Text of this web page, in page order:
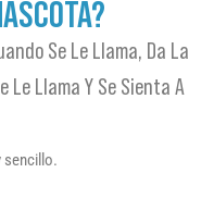
Se Le Llama, Da La
Le Llama Y Se Sienta A
sencillo.